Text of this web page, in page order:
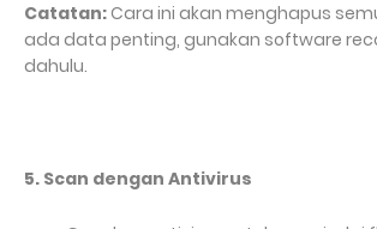
Catatan: Cara ini akan menghapus
ada data penting, gunakan software
dahulu.
5. Scan dengan Antivirus